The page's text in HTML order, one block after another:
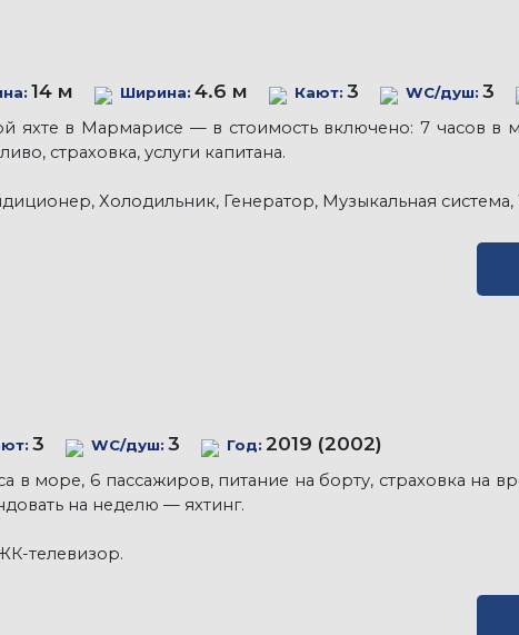
14 м Ширина: 4.6 м Кают: 3 WC/душ: 3
яхте в Мармарисе — в стоимость включено: 7 часов в
страховка, услуги капитана.
Холодильник, Генератор, Музыкальная система,
3 WC/душ: 3 Год: 2019 (2002)
море, 6 пассажиров, питание на борту, страховка на
на неделю — яхтинг.
телевизор.